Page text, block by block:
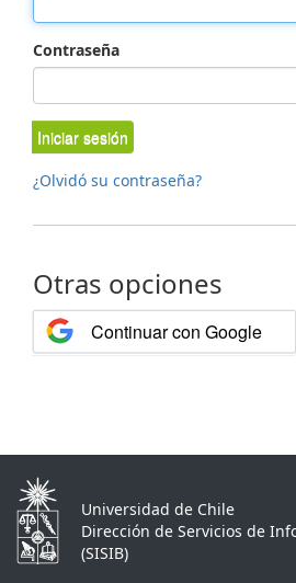
Contraseña
Iniciar sesión
¿Olvidó su contraseña?
Otras opciones
Continuar con Google
Universidad de Chile
Dirección de Servicios de
(SISIB)